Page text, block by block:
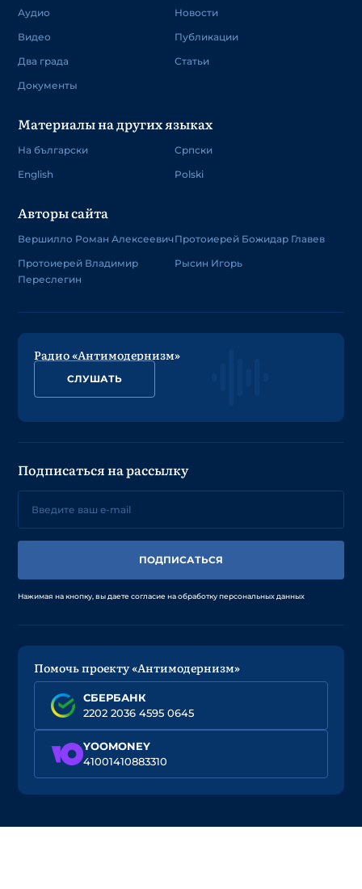
Аудио
Видео
Два града
Документы
Новости
Публикации
Статьи
Материалы на других языках
На български
English
Српски
Polski
Авторы сайта
Вершилло Роман Алексеевич
Протоиерей Владимир
Переслегин
Протоиерей Божидар Главев
Рысин Игорь
Радио «Антимодернизм»
СЛУШАТЬ
Подписаться на рассылку
ПОДПИСАТЬСЯ
Нажимая на кнопку, вы даете согласие на обработку персональных данных
Помочь проекту «Антимодернизм»
СБЕРБАНК
2202 2036 4595 0645
YOOMONEY
41001410883310